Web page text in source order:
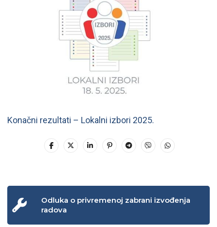
Konačni rezultati – Lokalni izbori 2025.
Odluka o privremenoj zabrani izvođenja
radova